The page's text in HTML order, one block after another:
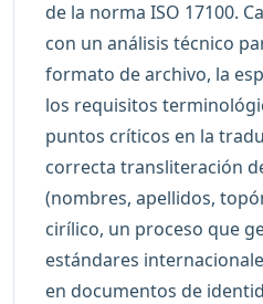
de la norma ISO 17100.
con un análisis técnico
formato de archivo, la
los requisitos
puntos críticos en la
correcta transliteración
(nombres, apellidos,
cirílico, un proceso que
estándares
en documentos de